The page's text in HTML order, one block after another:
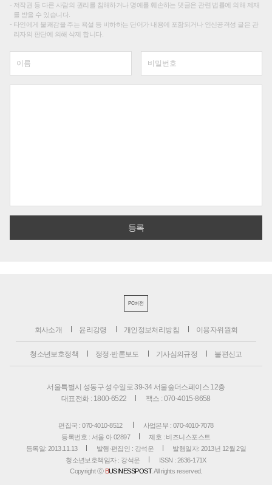
저작권 등 다른 사람의 권리를 침해하거나 명예를 훼손하는 댓글은 관련 법률에 의해 제재
를 받을 수 있습니다.
타인에게 불쾌감을 주는 욕설 등 비하하는 단어가 내용에 포함되거나 인신공격성 글은 관
리자의 판단에 의해 삭제 합니다.
PC버전
회사소개 윤리강령 개인정보처리방침 이용자위원회
청소년보호정책 정정·반론보도 기사심의규정 불편신고
서울특별시 성동구 성수일로 39-34 서울숲더스페이스 12층
대표전화 : 1800-6522
팩스 : 070-4015-8658
편집국 : 070-4010-8512
사업본부 : 070-4010-7078
등록번호 : 서울 아 02897
제호 : 비즈니스포스트
등록일: 2013.11.13
발행·편집인 : 강석운
발행일자: 2013년 12월 2일
청소년보호책임자 : 강석운
ISSN : 2636-171X
Copyright ⓒ BUSINESSPOST. All rights reserved.